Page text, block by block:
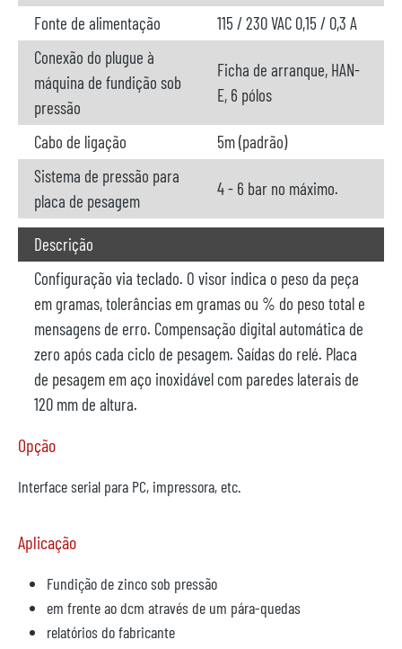
Fonte de alimentação
115 / 230 VAC 0,15 / 0,3 A
Conexão do plugue à
máquina de fundição sob
pressão
Ficha de arranque, HAN-
E, 6 pólos
Cabo de ligação
5m (padrão)
Sistema de pressão para
placa de pesagem
4 - 6 bar no máximo.
Descrição
Configuração via teclado. O visor indica o peso da peça
em gramas, tolerâncias em gramas ou % do peso total e
mensagens de erro. Compensação digital automática de
zero após cada ciclo de pesagem. Saídas do relé. Placa
de pesagem em aço inoxidável com paredes laterais de
120 mm de altura.
Opção
Interface serial para PC, impressora, etc.
Aplicação
Fundição de zinco sob pressão
em frente ao dcm através de um pára-quedas
relatórios do fabricante